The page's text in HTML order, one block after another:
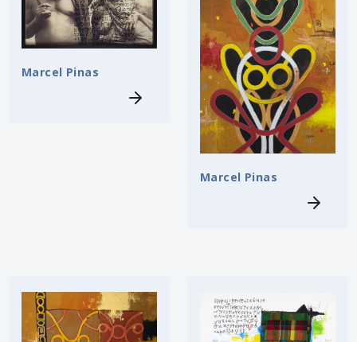
Marcel Pinas
Marcel Pinas